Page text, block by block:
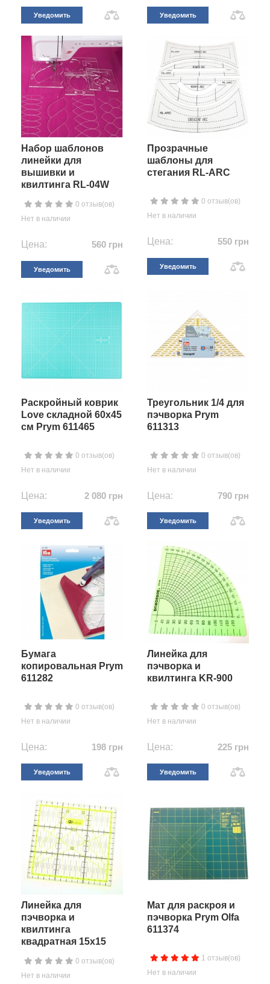
Уведомить Уведомить
Набор шаблонов
линейки для
вышивки и
квилтинга RL-04W
0 отзыв(ов)
Нет в наличии
Цена: 560 грн
Уведомить
Прозрачные
шаблоны для
стегания RL-ARC
0 отзыв(ов)
Нет в наличии
Цена: 550 грн
Уведомить
Раскройный коврик
Love складной 60х45
см Prym 611465
0 отзыв(ов)
Нет в наличии
Цена: 2 080 грн
Уведомить
Треугольник 1/4 для
пэчворка Prym
611313
0 отзыв(ов)
Нет в наличии
Цена: 790 грн
Уведомить
Бумага
копировальная Prym
611282
0 отзыв(ов)
Нет в наличии
Цена: 198 грн
Уведомить
Линейка для
пэчворка и
квилтинга KR-900
0 отзыв(ов)
Нет в наличии
Цена: 225 грн
Уведомить
Линейка для
пэчворка и
квилтинга
квадратная 15х15
0 отзыв(ов)
Нет в наличии
Мат для раскроя и
пэчворка Prym Olfa
611374
1 отзыв(ов)
Нет в наличии